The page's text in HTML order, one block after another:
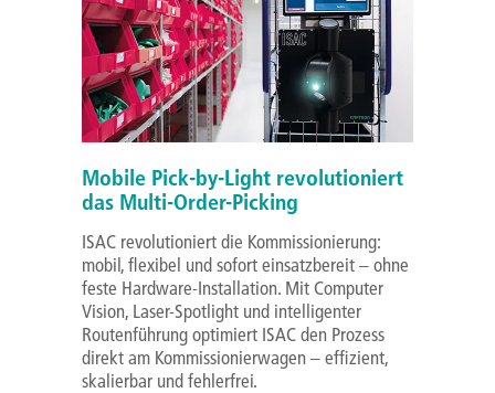
Mobile Pick-by-Light revolutioniert
das Multi-Order-Picking
ISAC revolutioniert die Kommissionierung:
mobil, flexibel und sofort einsatzbereit – ohne
feste Hardware-Installation. Mit Computer
Vision, Laser-Spotlight und intelligenter
Routenführung optimiert ISAC den Prozess
direkt am Kommissionierwagen – effizient,
skalierbar und fehlerfrei.